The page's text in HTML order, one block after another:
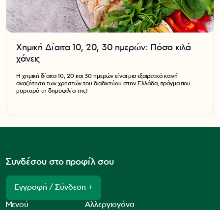
Χημική Δίαιτα 10, 20, 30 ημερών: Πόσα κιλά
χάνεις
Η χημική δίαιτα 10, 20 και 30 ημερών είναι μια εξαιρετικά κοινή
αναζήτηση των χρηστών του διαδικτύου στην Ελλάδα, πράγμα που
μαρτυρά τη δημοφιλία της!
Συνδέσου στο προφίλ σου
Εγγραφή / Σύνδεση +
Μενού Αλλεργιογόνα